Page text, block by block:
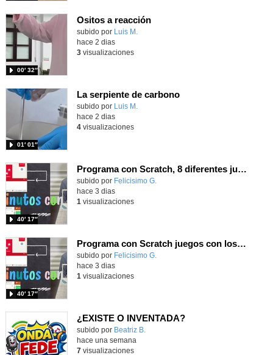
Ositos a reacción
Contenido educativo.
subido por Luis M.
00′ 32″
hace 2 dias
3visualizaciones
La serpiente de carbono
Contenido educativo.
subido por Luis M.
01′ 01″
hace 2 dias
4visualizaciones
Programa con Scratch, 8 diferentes juegos para vivir la emoción de los partidos de España en el mundial 2026
Contenido educativo.
subido por Felicisimo G.
40′ 17″
hace 3 dias
1 visualizaciones
Programa con Scratch juegos con los partidos del mundial 2026 ganados por España
Contenido educativo.
subido por Felicisimo G.
40′ 17″
hace 3 dias
1 visualizaciones
¿EXISTE O INVENTADA?
Contenido educativo.
subido por Beatriz B.
hace una semana
7visualizaciones